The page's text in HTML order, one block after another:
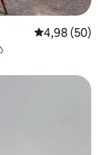
საშუალო
4,98 (50)